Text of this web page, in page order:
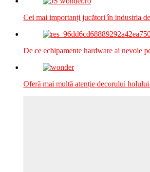
Cei mai importanți jucători în industria
De ce echipamente hardware ai nevoie
Oferă mai multă atenție decorului